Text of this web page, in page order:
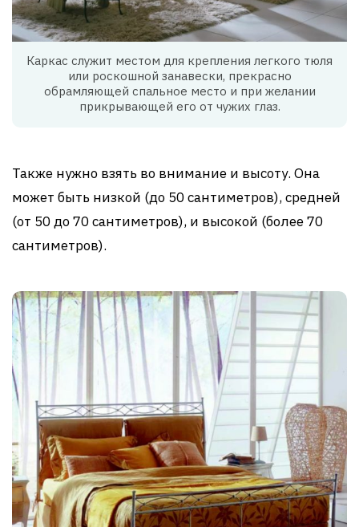
Каркас служит местом для крепления легкого тюля
или роскошной занавески, прекрасно
обрамляющей спальное место и при желании
прикрывающей его от чужих глаз.
Также нужно взять во внимание и высоту. Она
может быть низкой (до 50 сантиметров), средней
(от 50 до 70 сантиметров), и высокой (более 70
сантиметров).